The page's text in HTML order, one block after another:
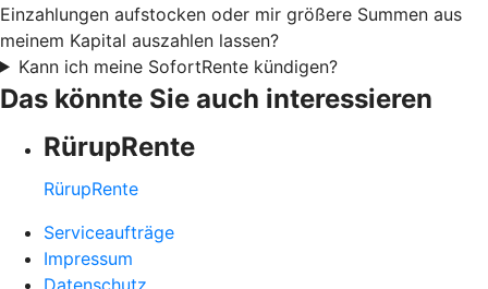
Einzahlungen aufstocken oder mir größere Summen aus
meinem Kapital auszahlen lassen?
Kann ich meine SofortRente kündigen?
Das könnte Sie auch interessieren
RürupRente
RürupRente
Serviceaufträge
Impressum
Datenschutz